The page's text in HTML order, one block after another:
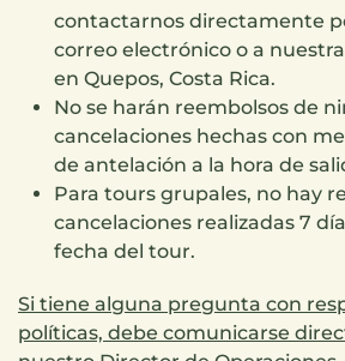
contactarnos directamente
correo electrónico o a
en Quepos, Costa Rica.
No se harán reembolsos de
cancelaciones hechas con
de antelación a la hora de
Para tours grupales, no hay
cancelaciones realizadas 7
fecha del tour.
Si tiene alguna pregunta con
políticas, debe comunicarse